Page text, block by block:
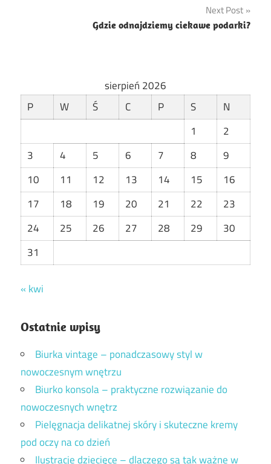
Next Post
Gdzie odnajdziemy ciekawe podarki?
sierpień 2026
P
W Ś C P S
N
1
2
3
4 5 6 7 8
9
10
11 12 13 14 15
16
17
18 19 20 21 22
23
24
25 26 27 28 29
30
31
« kwi
Ostatnie wpisy
Biurka vintage – ponadczasowy styl w
nowoczesnym wnętrzu
Biurko konsola – praktyczne rozwiązanie do
nowoczesnych wnętrz
Pielęgnacja delikatnej skóry i skuteczne kremy
pod oczy na co dzień
Ilustracje dziecięce – dlaczego są tak ważne w